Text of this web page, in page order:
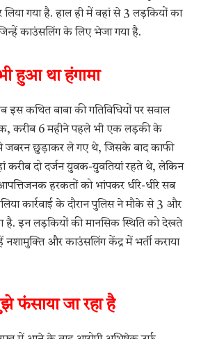
लिया गया है. हाल ही में वहां से 3 लड़कियों का
काउंसलिंग के लिए भेजा गया है.
हुआ था हंगामा
इस कथित बाबा की गतिविधियों पर सवाल
करीब 6 महीने पहले भी एक लड़की के
जबरन छुड़ाकर ले गए थे, जिसके बाद काफी
करीब दो दर्जन युवक-युवतियां रहते थे, लेकिन
हरकतों को भांपकर धीरे-धीरे सब
कार्रवाई के दौरान पुलिस ने मौके से 3 और
है. इन लड़कियों की मानसिक स्थिति को देखते
और काउंसलिंग केंद्र में भर्ती कराया
फंसाया जा रहा है